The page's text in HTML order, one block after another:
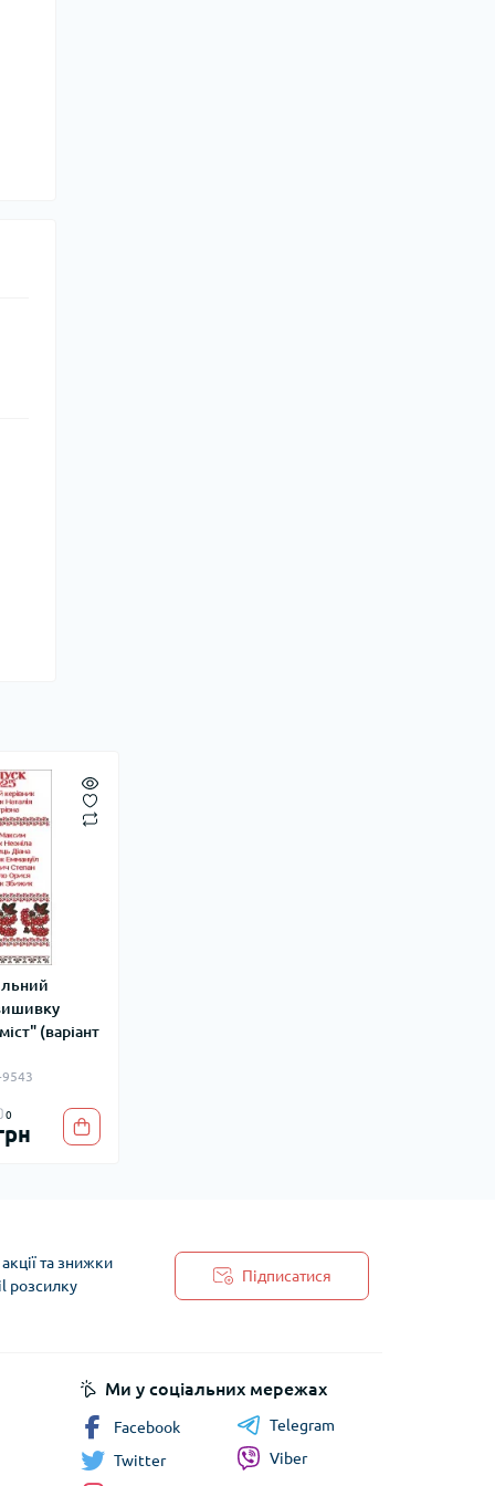
(варіант
0
та знижки
розсилку
Підписатися
Ми у соціальних мережах
Facebook
Twitter
Telegram
Viber